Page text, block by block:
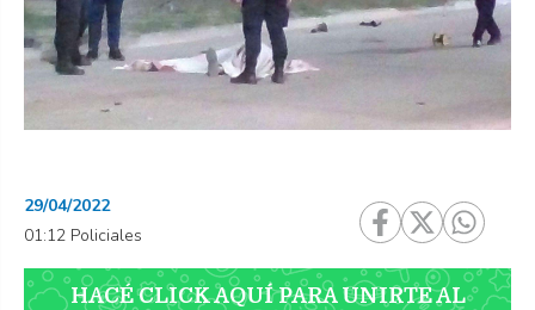
29/04/2022
01:12 Policiales
HACÉ CLICK AQUÍ PARA UNIRTE AL